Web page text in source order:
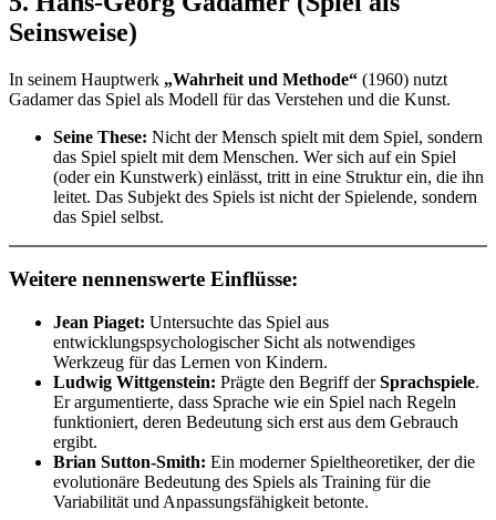
Seinsweise)
In seinem Hauptwerk „Wahrheit und Methode“ (1960) nutzt
Gadamer das Spiel als Modell für das Verstehen und die Kunst.
Seine These: Nicht der Mensch spielt mit dem Spiel, sondern
das Spiel spielt mit dem Menschen. Wer sich auf ein Spiel
(oder ein Kunstwerk) einlässt, tritt in eine Struktur ein, die ihn
leitet. Das Subjekt des Spiels ist nicht der Spielende, sondern
das Spiel selbst.
Weitere nennenswerte Einflüsse:
Jean Piaget: Untersuchte das Spiel aus
entwicklungspsychologischer Sicht als notwendiges
Werkzeug für das Lernen von Kindern.
Ludwig Wittgenstein: Prägte den Begriff derSprachspiele.
Er argumentierte, dass Sprache wie ein Spiel nach Regeln
funktioniert, deren Bedeutung sich erst aus dem Gebrauch
ergibt.
Brian Sutton-Smith: Ein moderner Spieltheoretiker, der die
evolutionäre Bedeutung des Spiels als Training für die
Variabilität und Anpassungsfähigkeit betonte.